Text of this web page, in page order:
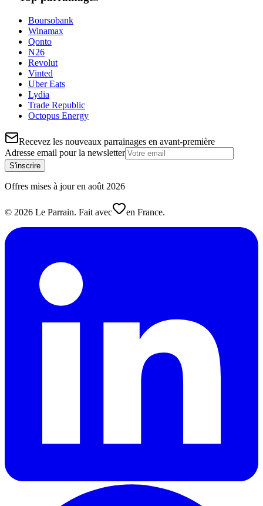
Boursobank
Winamax
Qonto
N26
Revolut
Vinted
Uber Eats
Lydia
Trade Republic
Octopus Energy
Recevez les nouveaux parrainages en avant-première
Adresse email pour la newsletter
S'inscrire
Offres mises à jour en août 2026
© 2026 Le Parrain. Fait avec en France.